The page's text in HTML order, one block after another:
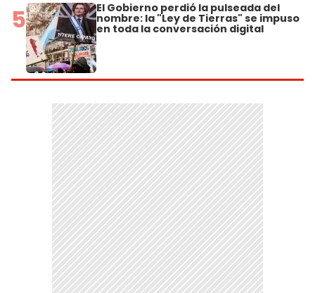
5 El Gobierno perdió la pulseada del
nombre: la "Ley de Tierras" se impuso
en toda la conversación digital